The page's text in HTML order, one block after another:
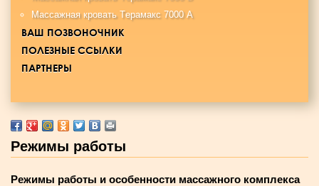
Maccaжная кровать Tерамакс 7000 А
ВАШ ПОЗВОНОЧНИК
ПОЛЕЗНЫЕ ССЫЛКИ
ПАРТНЕРЫ
Режимы работы
Режимы работы и особенности массажного комплекса